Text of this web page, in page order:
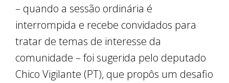
– quando a sessão ordinária é
interrompida e recebe convidados para
tratar de temas de interesse da
comunidade – foi sugerida pelo deputado
Chico Vigilante (PT), que propôs um desafio